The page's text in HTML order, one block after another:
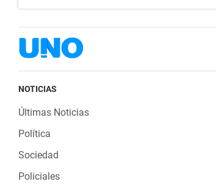
NOTICIAS
Últimas Noticias
Política
Sociedad
Policiales